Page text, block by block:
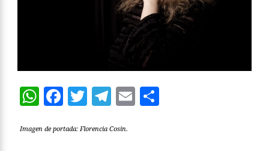
WhatsApp
Facebook
Twitter
Telegram
Email
Imagen de portada: Florencia Cosin.